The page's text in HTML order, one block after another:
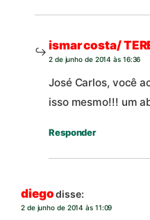
ismar costa/
2 de junho de 2014 às 16:36
José Carlos, você
isso mesmo!!! um
Responder
diego disse:
2 de junho de 2014 às 11:09